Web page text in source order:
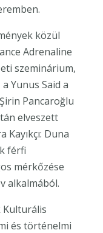
közül
Adrenaline
szeminárium,
Yunus Said a
Pancaroğlu
elveszett
Duna
férfi
mérkőzése
alkalmából.
Kulturális
és történelmi